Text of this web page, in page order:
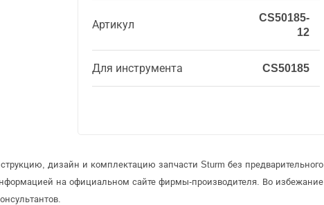
Артикул
CS50185-
12
Для инструмента CS50185
дизайн и комплектацию запчасти Sturm без предварительного
на официальном сайте фирмы-производителя. Во избежание